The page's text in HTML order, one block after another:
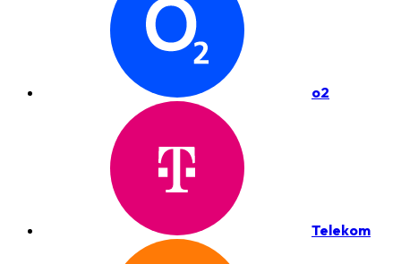
o2
Telekom